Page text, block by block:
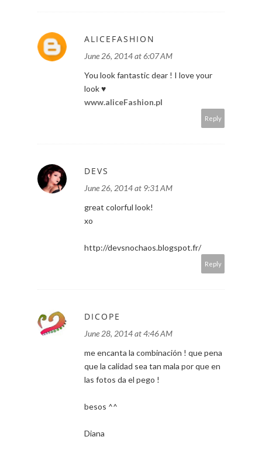
ALICEFASHION
June 26, 2014 at 6:07 AM
You look fantastic dear ! I love your
look ♥
www.aliceFashion.pl
Reply
DEVS
June 26, 2014 at 9:31 AM
great colorful look!
xo
http://devsnochaos.blogspot.fr/
Reply
DICOPE
June 28, 2014 at 4:46 AM
me encanta la combinación ! que pena
que la calidad sea tan mala por que en
las fotos da el pego !
besos ^^
Diana